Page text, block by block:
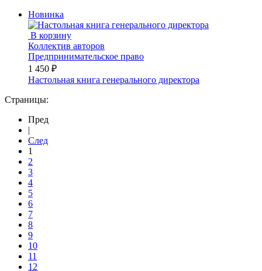
Новинка
В корзину
Коллектив авторов
Предпринимательское право
1 450 ₽
Настольная книга генерального директора
Страницы:
Пред
|
След
1
2
3
4
5
6
7
8
9
10
11
12